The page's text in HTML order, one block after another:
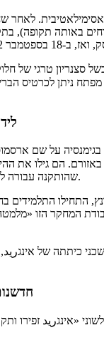
בשנת 1931 במשפחה יהודית
באותה תקופה),
בשל סצנריון טרגי
ניתן לכרטיס
2.
סטודנטים ומורים
שהותקנה עבורה לא הייתה נקודת סיום, אלא נקודת התחלה לחקירה מסיבית.
התלמידים
המחקר הזו
כיתתה של
3.